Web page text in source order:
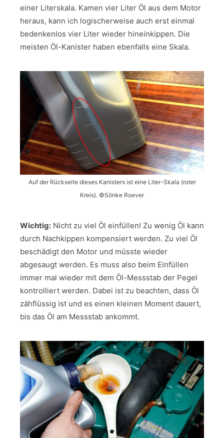
einer Literskala. Kamen vier Liter Öl aus dem Motor
heraus, kann ich logischerweise auch erst einmal
bedenkenlos vier Liter wieder hineinkippen. Die
meisten Öl-Kanister haben ebenfalls eine Skala.
Auf der Rückseite dieses Kanisters ist eine Liter-Skala (roter
Kreis). ©Sönke Roever
Wichtig: Nicht zu viel Öl einfüllen! Zu wenig Öl kann
durch Nachkippen kompensiert werden. Zu viel Öl
beschädigt den Motor und müsste wieder
abgesaugt werden. Es muss also beim Einfüllen
immer mal wieder mit dem Öl-Messstab der Pegel
kontrolliert werden. Dabei ist zu beachten, dass Öl
zähflüssig ist und es einen kleinen Moment dauert,
bis das Öl am Messstab ankommt.